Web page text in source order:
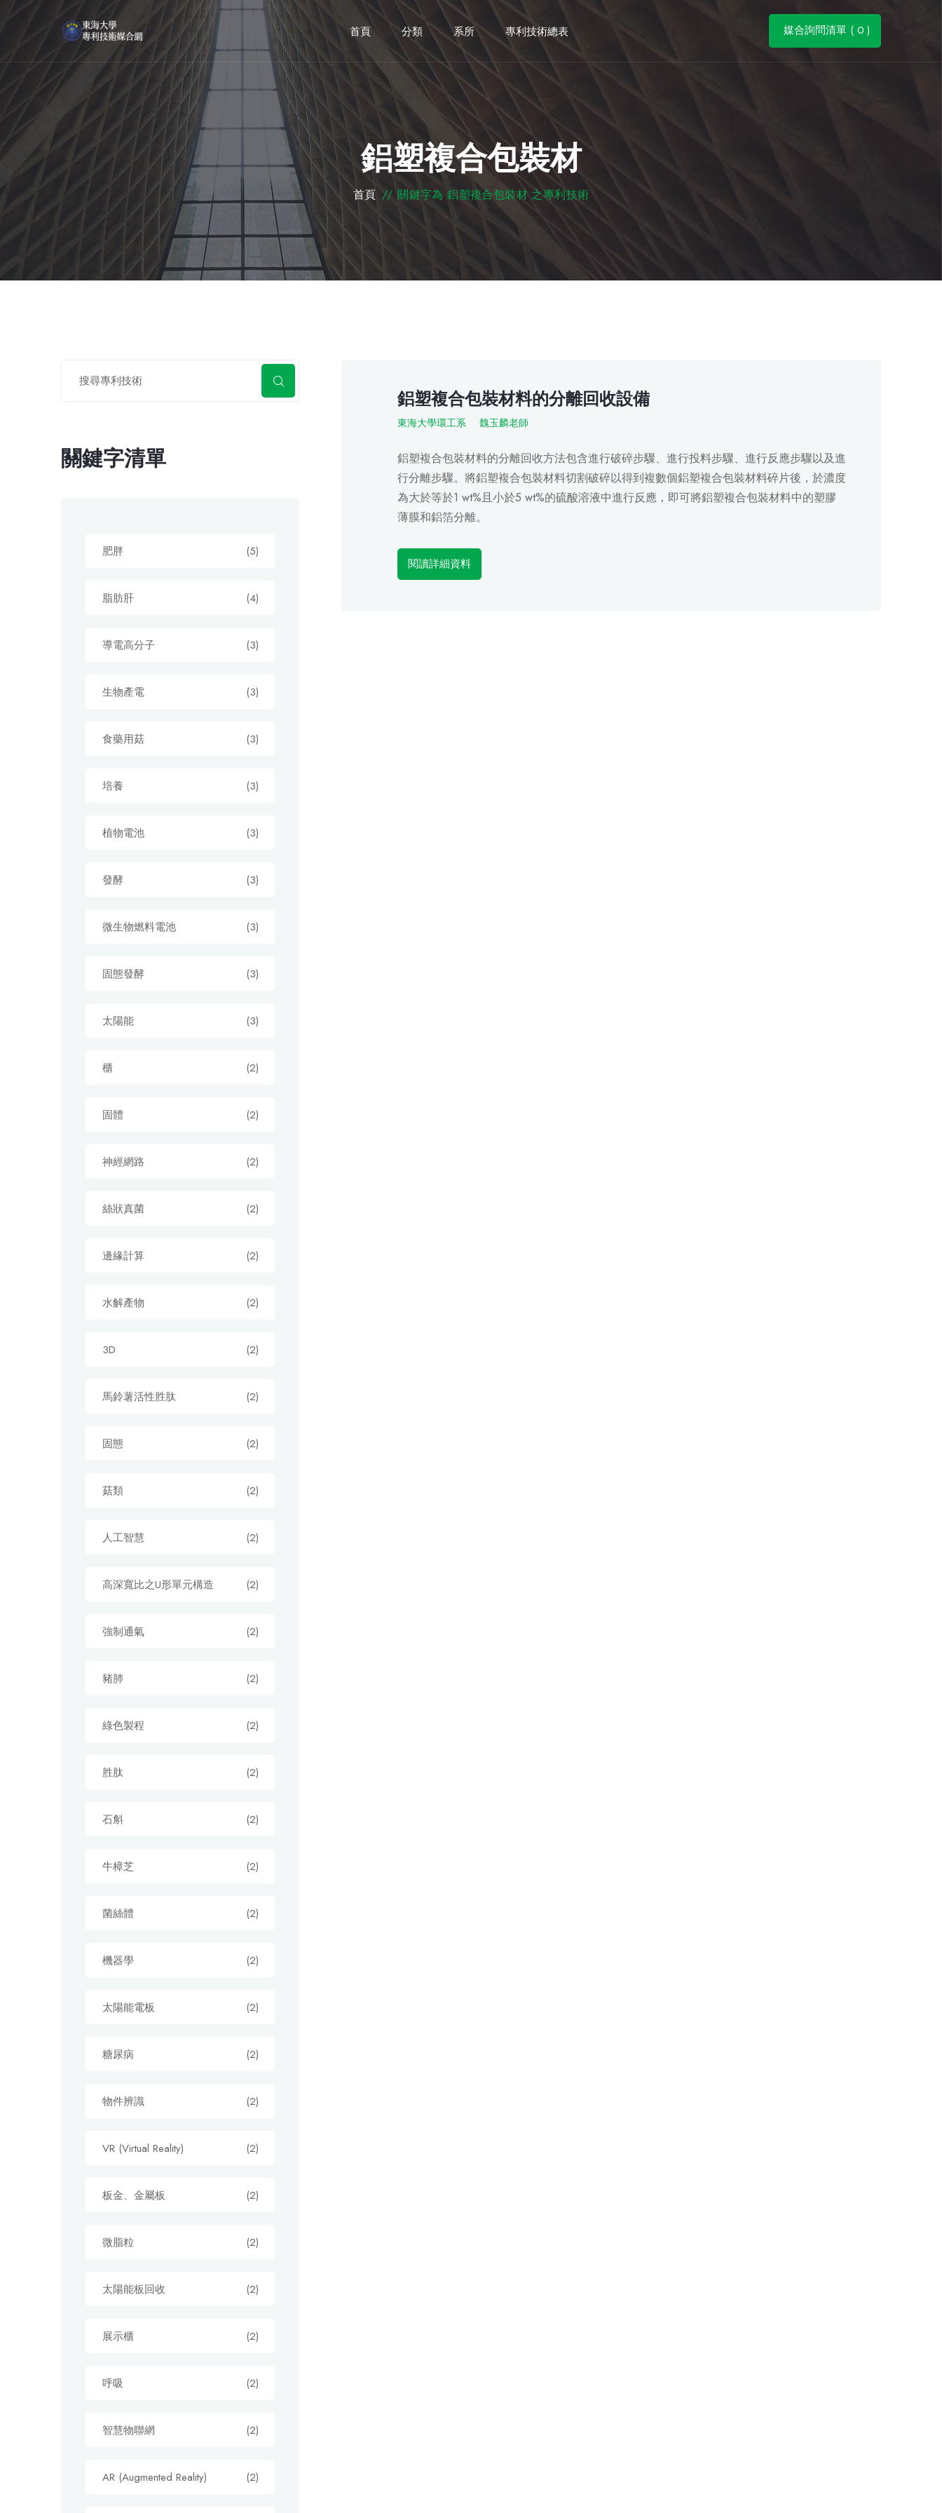
首頁 分類 系所 專利技術總表 媒合詢問清單 ( 0 )
鋁塑複合包裝材
首頁 // 關鍵字為 鋁塑複合包裝材 之專利技術
鋁塑複合包裝材料的分離回收設備
東海大學環工系 魏玉麟老師
鋁塑複合包裝材料的分離回收方法包含進行破碎步驟、進行投料步驟、進行反應步驟以及進
行分離步驟。將鋁塑複合包裝材料切割破碎以得到複數個鋁塑複合包裝材料碎片後，於濃度
為大於等於1 wt%且小於5 wt%的硫酸溶液中進行反應，即可將鋁塑複合包裝材料中的塑膠
薄膜和鋁箔分離。
閱讀詳細資料
關鍵字清單
肥胖 (5)
脂肪肝 (4)
導電高分子 (3)
生物產電 (3)
食藥用菇 (3)
培養 (3)
植物電池 (3)
發酵 (3)
微生物燃料電池 (3)
固態發酵 (3)
太陽能 (3)
櫃 (2)
固體 (2)
神經網路 (2)
絲狀真菌 (2)
邊緣計算 (2)
水解產物 (2)
3D (2)
馬鈴薯活性胜肽 (2)
固態 (2)
菇類 (2)
人工智慧 (2)
高深寬比之U形單元構造 (2)
強制通氣 (2)
豬肺 (2)
綠色製程 (2)
胜肽 (2)
石斛 (2)
牛樟芝 (2)
菌絲體 (2)
機器學 (2)
太陽能電板 (2)
糖尿病 (2)
物件辨識 (2)
VR (Virtual Reality) (2)
板金、金屬板 (2)
微脂粒 (2)
太陽能板回收 (2)
展示櫃 (2)
呼吸 (2)
智慧物聯網 (2)
AR (Augmented Reality) (2)